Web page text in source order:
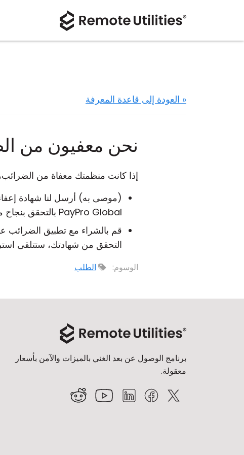
« العودة إلى قاعدة المعرفة
نحن معفيون من
إذا كانت منظمتك معفاة من الضرائب،
(موصى به) أرسل لنا شهادة
PayPro Global بالتحقق بنجاح من شهادتك، سنرسل لك رابط دفع يتيح لك إتمام العملية بدون ضرائب مطبقة على طلبك.
التحقق من شهادتك، ستتلقى
الوسوم: الطلب
برنامج الوصول عن بعد الغني بالميزات والآمن بأسعار
معقولة.